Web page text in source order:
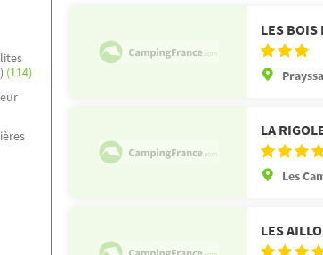
(114)
LES BOIS
LA
Les
LES